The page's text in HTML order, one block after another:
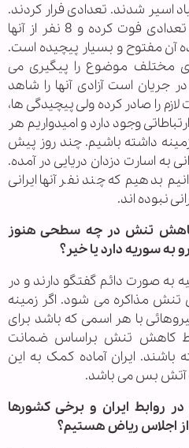
صیاد اسیر شدند. تعدادی فرار کردند.
تعدادی آزاد شدند، متاسفانه تعدادی فوت کرده و 8 نفر از آنها
آن مفتوح و بسیار پیچیده است.
مختلف موضوع را پیگیری می
در جریان است آزادی آنها را شاهد
را صادر کرده ولی پیچیدگی ها،
وجود دارد و امیدواریم هر
داشته باشیم. چند روز پیش
به اسارت دزدان دریایی در آمده.
بدهیم که چند نفر آنها ایرانی
نبوده اند.
تنش در چه سطحی هنوز
به سوریه دارد یا خیر؟
به صورت دائم گفتگو دارند و در
مذاکره می شود. اگر زمینه
با هر اسمی که باشد برای
کاهش تنش براساس ضمانت
ایران آماده کمک به این
آتش بس می باشد.
روابط ایران و برخی کشورها
اجلاس ریاض هستیم؟